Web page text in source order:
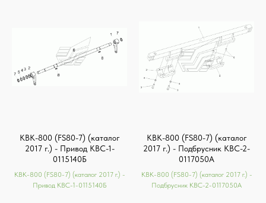
КВК-800 (FS80-7) (каталог
2017 г.) - Привод КВС-1-
0115140Б
КВК-800 (FS80-7) (каталог 2017 г.) -
Привод КВС-1-0115140Б
КВК-800 (FS80-7) (каталог
2017 г.) - Подбрусник КВС-2-
0117050А
КВК-800 (FS80-7) (каталог 2017 г.) -
Подбрусник КВС-2-0117050А